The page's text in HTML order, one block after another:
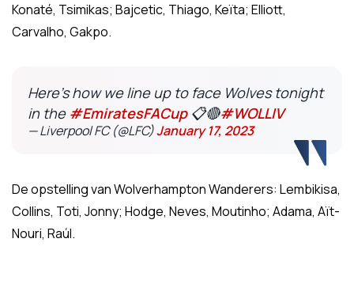
Konaté, Tsimikas; Bajcetic, Thiago, Keïta; Elliott,
Carvalho, Gakpo.
Here’s how we line up to face Wolves tonight
in the #EmiratesFACup📋🔴#WOLLIV
— Liverpool FC (@LFC)January 17, 2023
De opstelling van Wolverhampton Wanderers: Lembikisa,
Collins, Toti, Jonny; Hodge, Neves, Moutinho; Adama, Aït-
Nouri, Raúl.